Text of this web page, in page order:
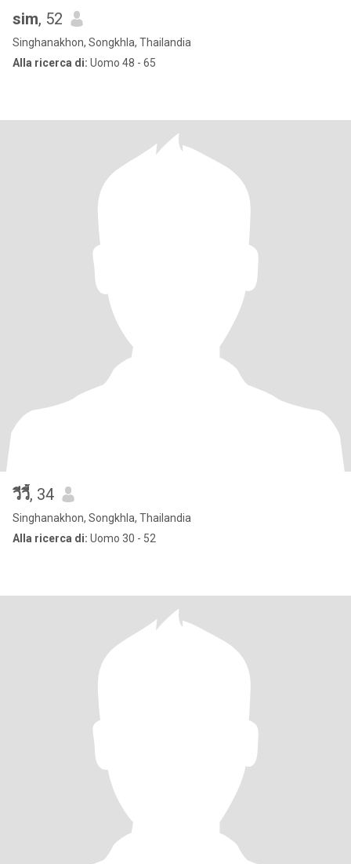
sim, 52
Singhanakhon, Songkhla, Thailandia
Alla ricerca di: Uomo 48 - 65
วีวี้, 34
Singhanakhon, Songkhla, Thailandia
Alla ricerca di: Uomo 30 - 52